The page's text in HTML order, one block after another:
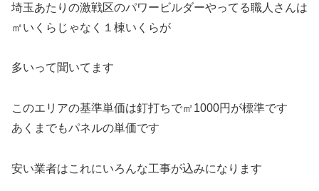
埼玉あたりの激戦区のパワービルダーやってる職人さんは
㎡いくらじゃなく１棟いくらが
多いって聞いてます
このエリアの基準単価は釘打ちで㎡1000円が標準です
あくまでもパネルの単価です
安い業者はこれにいろんな工事が込みになります